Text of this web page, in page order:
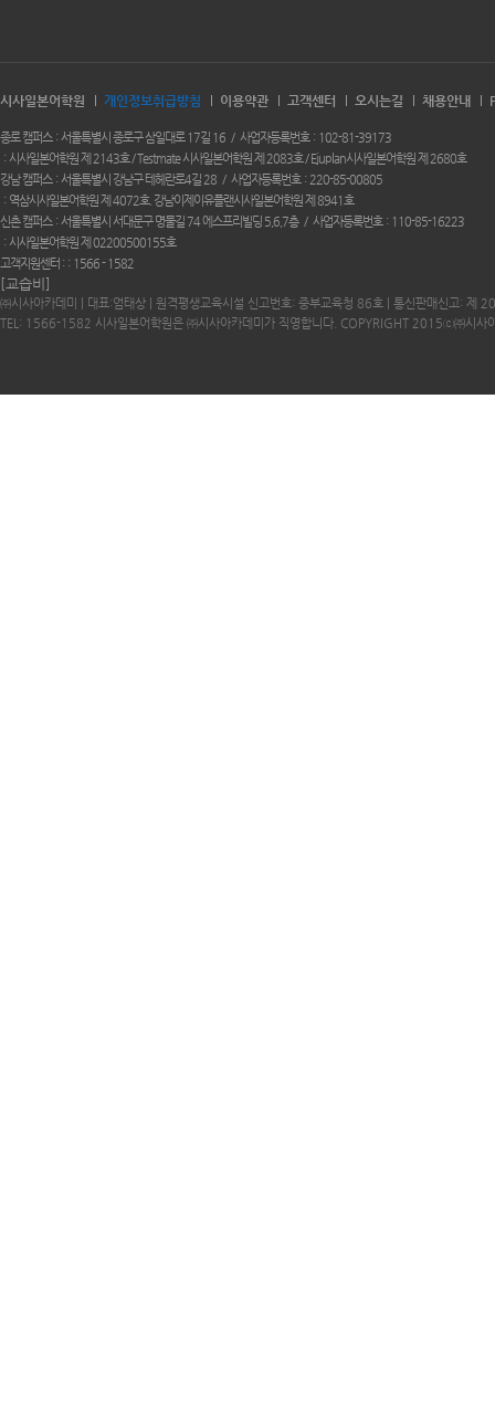
시사일본어학원 개인정보취급방침 이용약관 고객센터 오시는길 채용안내
종로 캠퍼스 서울특별시 종로구 삼일대로 17길 16 사업자등록번호
102-81-39173
시사일본어학원 제 2143호 / Testmate 시사일본어학원 제 2083호 / Ejuplan시사일본어학원 제 2680호
강남 캠퍼스
서울특별시 강남구 테헤란로4길 28 사업자등록번호
220-85-00805
역삼시사일본어학원 제 4072호. 강남이제이유플랜시사일본어학원 제 8941호
신촌 캠퍼스
서울특별시 서대문구 명물길 74 에스프리빌딩 5,6,7층 사업자등록번호
110-85-16223
시사일본어학원 제 02200500155호
고객지원센터 :
1566 - 1582
[교습비]
㈜시사아카데미 | 대표:엄태상 | 원격평생교육시설 신고번호: 중부교육청 86호 | 통신판매신고: 제
TEL: 1566-1582 시사일본어학원은 ㈜시사아카데미가 직영합니다. COPYRIGHT 2015ⓒ㈜시사